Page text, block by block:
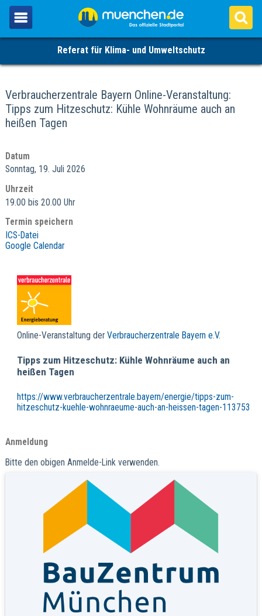
Referat für Klima- und Umweltschutz
Verbraucherzentrale Bayern Online-Veranstaltung:
Tipps zum Hitzeschutz: Kühle Wohnräume auch an
heißen Tagen
Datum
Sonntag, 19. Juli 2026
Uhrzeit
19.00 bis 20.00 Uhr
Termin speichern
ICS-Datei
Google Calendar
Online-Veranstaltung derVerbraucherzentrale Bayern e.V.
Tipps zum Hitzeschutz: Kühle Wohnräume auch an
heißen Tagen
https://www.verbraucherzentrale.bayern/energie/tipps-zum-
hitzeschutz-kuehle-wohnraeume-auch-an-heissen-tagen-113753
Anmeldung
Bitte den obigen Anmelde-Link verwenden.